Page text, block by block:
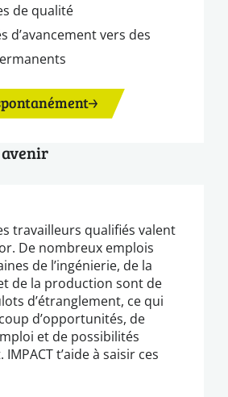
de qualité
d’avancement vers des
travailleurs qualifiés valent
De nombreux emplois
de l’ingénierie, de la
de la production sont de
d’étranglement, ce qui
d’opportunités, de
et de possibilités
IMPACT t’aide à saisir ces